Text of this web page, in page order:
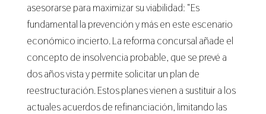
asesorarse para maximizar su viabilidad: “Es
fundamental la prevención y más en este escenario
económico incierto. La reforma concursal añade el
concepto de insolvencia probable, que se prevé a
dos años vista y permite solicitar un plan de
reestructuración. Estos planes vienen a sustituir a los
actuales acuerdos de refinanciación, limitando las